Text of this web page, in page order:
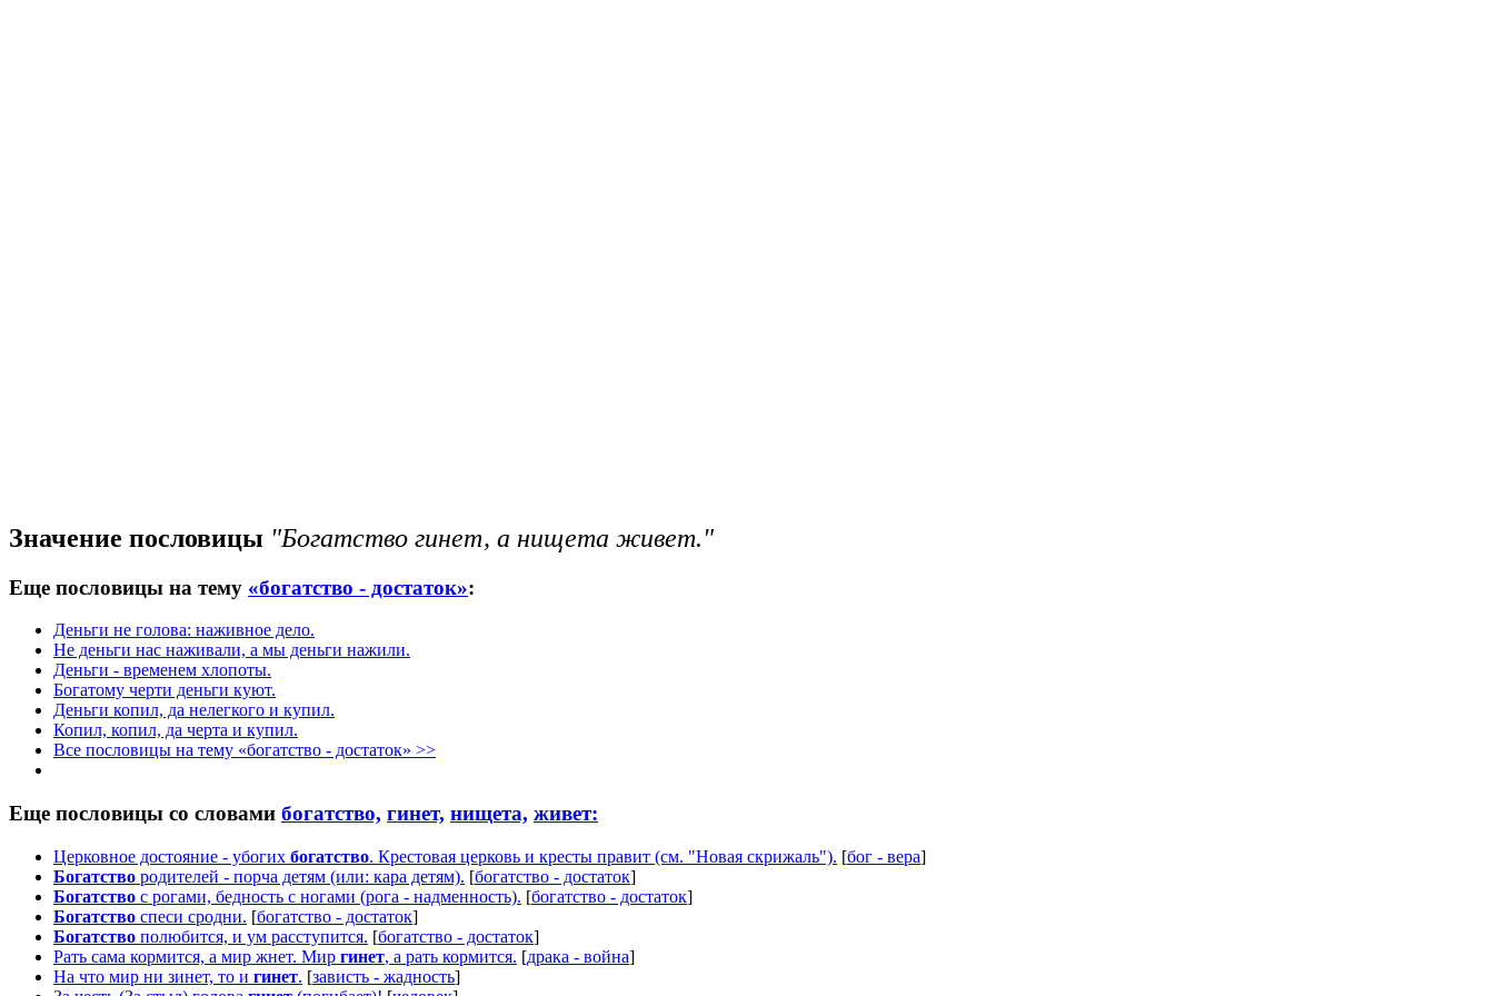
Значение пословицы "Богатство гинет, а нищета живет."
Еще пословицы на тему «богатство - достаток»:
Деньги не голова: наживное дело.
Не деньги нас наживали, а мы деньги нажили.
Деньги - временем хлопоты.
Богатому черти деньги куют.
Деньги копил, да нелегкого и купил.
Копил, копил, да черта и купил.
Все пословицы на тему «богатство - достаток» >>
Еще пословицы со словами богатство, гинет, нищета, живет:
Церковное достояние - убогих богатство. Крестовая церковь и кресты правит (см. "Новая скрижаль"). [бог - вера]
Богатство родителей - порча детям (или: кара детям). [богатство - достаток]
Богатство с рогами, бедность с ногами (рога - надменность). [богатство - достаток]
Богатство спеси сродни. [богатство - достаток]
Богатство полюбится, и ум расступится. [богатство - достаток]
Рать сама кормится, а мир жнет. Мир гинет, а рать кормится. [драка - война]
На что мир ни зинет, то и гинет. [зависть - жадность]